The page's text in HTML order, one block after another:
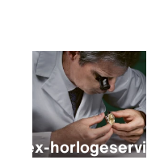
Rolex-horlogeservice